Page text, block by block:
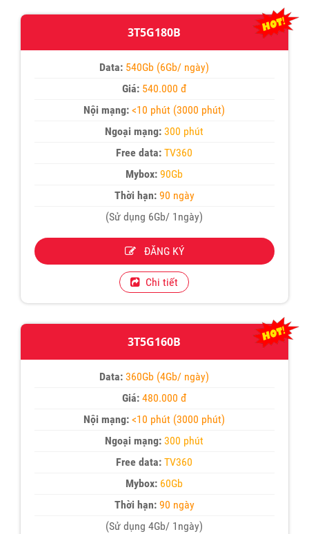
3T5G180B
Data: 540Gb (6Gb/ ngày)
Giá: 540.000 đ
Nội mạng: <10 phút (3000 phút)
Ngoại mạng: 300 phút
Free data: TV360
Mybox: 90Gb
Thời hạn:90 ngày
(Sử dụng 6Gb/ 1ngày)
ĐĂNG KÝ
Chi tiết
3T5G160B
Data: 360Gb (4Gb/ ngày)
Giá:480.000 đ
Nội mạng: <10 phút (3000 phút)
Ngoại mạng: 300 phút
Free data: TV360
Mybox: 60Gb
Thời hạn:90 ngày
(Sử dụng 4Gb/ 1ngày)